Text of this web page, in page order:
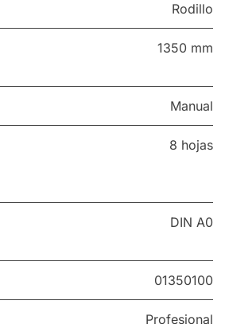
Rodillo
1350 mm
Manual
8 hojas
DIN A0
01350100
Profesional